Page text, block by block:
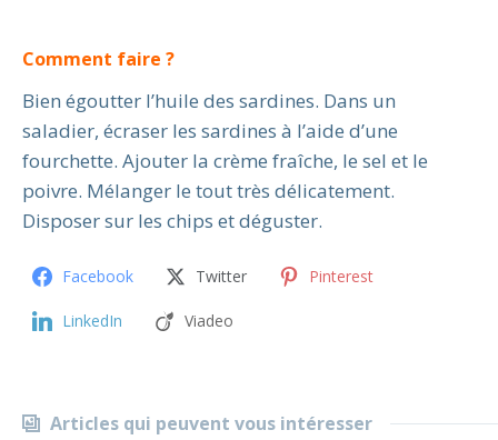
Comment faire ?
Bien égoutter l’huile des sardines. Dans un
saladier, écraser les sardines à l’aide d’une
fourchette. Ajouter la crème fraîche, le sel et le
poivre. Mélanger le tout très délicatement.
Disposer sur les chips et déguster.
Facebook Twitter Pinterest
LinkedIn Viadeo
Articles qui peuvent vous intéresser